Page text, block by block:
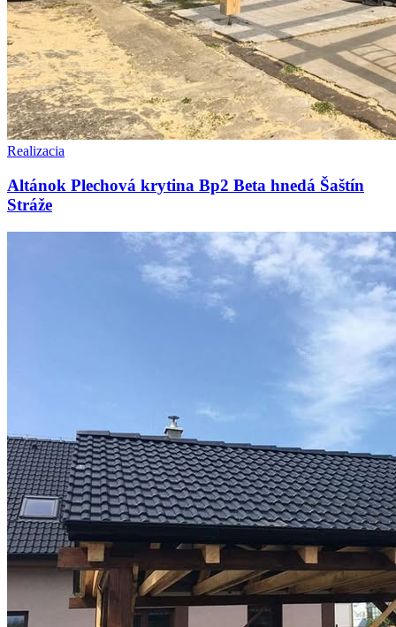
Realizacia
Altánok Plechová krytina Bp2 Beta hnedá Šaštín
Stráže